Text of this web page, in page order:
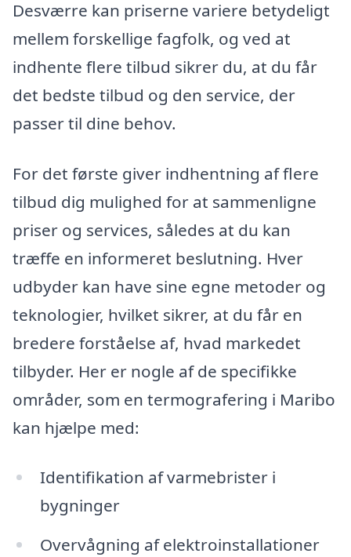
Desværre kan priserne variere betydeligt
mellem forskellige fagfolk, og ved at
indhente flere tilbud sikrer du, at du får
det bedste tilbud og den service, der
passer til dine behov.
For det første giver indhentning af flere
tilbud dig mulighed for at sammenligne
priser og services, således at du kan
træffe en informeret beslutning. Hver
udbyder kan have sine egne metoder og
teknologier, hvilket sikrer, at du får en
bredere forståelse af, hvad markedet
tilbyder. Her er nogle af de specifikke
områder, som en termografering i Maribo
kan hjælpe med:
Identifikation af varmebrister i
bygninger
Overvågning af elektroinstallationer